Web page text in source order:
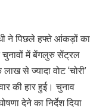
ने पिछले हफ्ते आंकड़ों का
चुनावों में बेंगलुरु सेंट्रल
से ज्यादा वोट ‘चोरी’
की हार हुई। चुनाव
देने का निर्देश दिया